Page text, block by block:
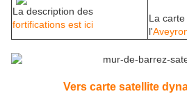
La description des
fortifications est ici
La
l'
Vers carte satellite